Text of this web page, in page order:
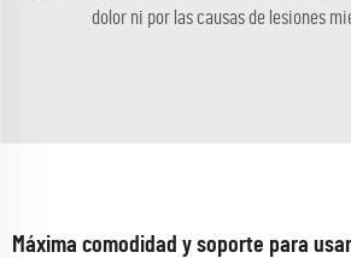
dolor ni por las causas de lesiones
Máxima comodidad y soporte para